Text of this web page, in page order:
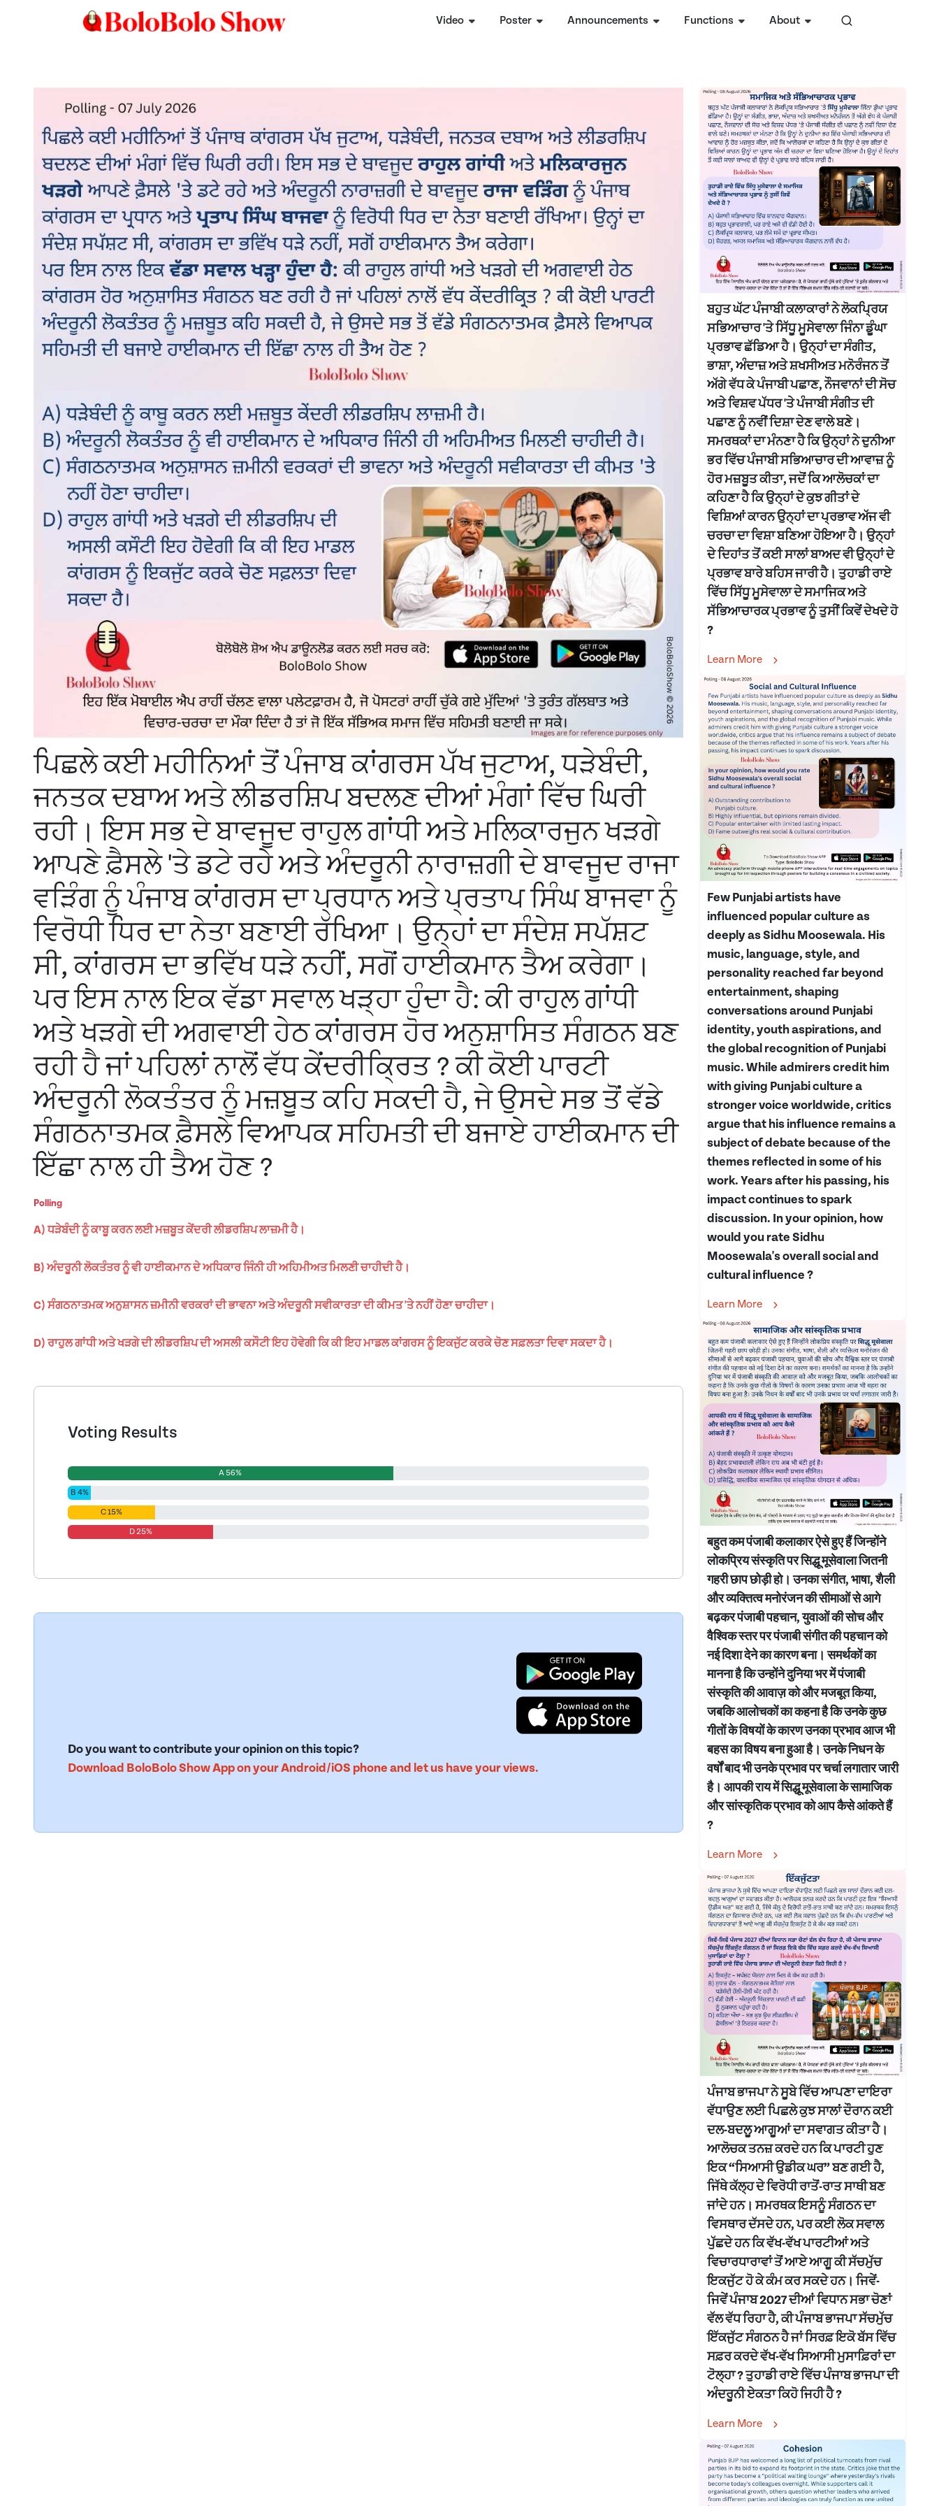
Video Poster Announcements Functions About
ਪਿਛਲੇ ਕਈ ਮਹੀਨਿਆਂ ਤੋਂ ਪੰਜਾਬ ਕਾਂਗਰਸ ਪੱਖ ਜੁਟਾਅ, ਧੜੇਬੰਦੀ,
ਜਨਤਕ ਦਬਾਅ ਅਤੇ ਲੀਡਰਸ਼ਿਪ ਬਦਲਣ ਦੀਆਂ ਮੰਗਾਂ ਵਿੱਚ ਘਿਰੀ
ਰਹੀ। ਇਸ ਸਭ ਦੇ ਬਾਵਜੂਦ ਰਾਹੁਲ ਗਾਂਧੀ ਅਤੇ ਮਲਿਕਾਰਜੁਨ ਖੜਗੇ
ਆਪਣੇ ਫ਼ੈਸਲੇ 'ਤੇ ਡਟੇ ਰਹੇ ਅਤੇ ਅੰਦਰੂਨੀ ਨਾਰਾਜ਼ਗੀ ਦੇ ਬਾਵਜੂਦ ਰਾਜਾ
ਵੜਿੰਗ ਨੂੰ ਪੰਜਾਬ ਕਾਂਗਰਸ ਦਾ ਪ੍ਰਧਾਨ ਅਤੇ ਪ੍ਰਤਾਪ ਸਿੰਘ ਬਾਜਵਾ ਨੂੰ
ਵਿਰੋਧੀ ਧਿਰ ਦਾ ਨੇਤਾ ਬਣਾਈ ਰੱਖਿਆ। ਉਨ੍ਹਾਂ ਦਾ ਸੰਦੇਸ਼ ਸਪੱਸ਼ਟ
ਸੀ, ਕਾਂਗਰਸ ਦਾ ਭਵਿੱਖ ਧੜੇ ਨਹੀਂ, ਸਗੋਂ ਹਾਈਕਮਾਨ ਤੈਅ ਕਰੇਗਾ।
ਪਰ ਇਸ ਨਾਲ ਇਕ ਵੱਡਾ ਸਵਾਲ ਖੜ੍ਹਾ ਹੁੰਦਾ ਹੈ: ਕੀ ਰਾਹੁਲ ਗਾਂਧੀ
ਅਤੇ ਖੜਗੇ ਦੀ ਅਗਵਾਈ ਹੇਠ ਕਾਂਗਰਸ ਹੋਰ ਅਨੁਸ਼ਾਸਿਤ ਸੰਗਠਨ ਬਣ
ਰਹੀ ਹੈ ਜਾਂ ਪਹਿਲਾਂ ਨਾਲੋਂ ਵੱਧ ਕੇਂਦਰੀਕ੍ਰਿਤ ? ਕੀ ਕੋਈ ਪਾਰਟੀ
ਅੰਦਰੂਨੀ ਲੋਕਤੰਤਰ ਨੂੰ ਮਜ਼ਬੂਤ ਕਹਿ ਸਕਦੀ ਹੈ, ਜੇ ਉਸਦੇ ਸਭ ਤੋਂ ਵੱਡੇ
ਸੰਗਠਨਾਤਮਕ ਫ਼ੈਸਲੇ ਵਿਆਪਕ ਸਹਿਮਤੀ ਦੀ ਬਜਾਏ ਹਾਈਕਮਾਨ ਦੀ
ਇੱਛਾ ਨਾਲ ਹੀ ਤੈਅ ਹੋਣ ?
Polling
A) ਧੜੇਬੰਦੀ ਨੂੰ ਕਾਬੂ ਕਰਨ ਲਈ ਮਜ਼ਬੂਤ ਕੇਂਦਰੀ ਲੀਡਰਸ਼ਿਪ ਲਾਜ਼ਮੀ ਹੈ।
B) ਅੰਦਰੂਨੀ ਲੋਕਤੰਤਰ ਨੂੰ ਵੀ ਹਾਈਕਮਾਨ ਦੇ ਅਧਿਕਾਰ ਜਿੰਨੀ ਹੀ ਅਹਿਮੀਅਤ ਮਿਲਣੀ ਚਾਹੀਦੀ ਹੈ।
C) ਸੰਗਠਨਾਤਮਕ ਅਨੁਸ਼ਾਸਨ ਜ਼ਮੀਨੀ ਵਰਕਰਾਂ ਦੀ ਭਾਵਨਾ ਅਤੇ ਅੰਦਰੂਨੀ ਸਵੀਕਾਰਤਾ ਦੀ ਕੀਮਤ 'ਤੇ ਨਹੀਂ ਹੋਣਾ ਚਾਹੀਦਾ।
D) ਰਾਹੁਲ ਗਾਂਧੀ ਅਤੇ ਖੜਗੇ ਦੀ ਲੀਡਰਸ਼ਿਪ ਦੀ ਅਸਲੀ ਕਸੌਟੀ ਇਹ ਹੋਵੇਗੀ ਕਿ ਕੀ ਇਹ ਮਾਡਲ ਕਾਂਗਰਸ ਨੂੰ ਇਕਜੁੱਟ ਕਰਕੇ ਚੋਣ ਸਫ਼ਲਤਾ ਦਿਵਾ ਸਕਦਾ ਹੈ।
Voting Results
A 56%
B 4%
C 15%
D 25%
Do you want to contribute your opinion on this topic?
Download BoloBolo Show App on your Android/iOS phone and let us have your views.
ਬਹੁਤ ਘੱਟ ਪੰਜਾਬੀ ਕਲਾਕਾਰਾਂ ਨੇ ਲੋਕਪ੍ਰਿਯ
ਸਭਿਆਚਾਰ 'ਤੇ ਸਿੱਧੂ ਮੂਸੇਵਾਲਾ ਜਿੰਨਾ ਡੂੰਘਾ
ਪ੍ਰਭਾਵ ਛੱਡਿਆ ਹੈ। ਉਨ੍ਹਾਂ ਦਾ ਸੰਗੀਤ,
ਭਾਸ਼ਾ, ਅੰਦਾਜ਼ ਅਤੇ ਸ਼ਖਸੀਅਤ ਮਨੋਰੰਜਨ ਤੋਂ
ਅੱਗੇ ਵੱਧ ਕੇ ਪੰਜਾਬੀ ਪਛਾਣ, ਨੌਜਵਾਨਾਂ ਦੀ ਸੋਚ
ਅਤੇ ਵਿਸ਼ਵ ਪੱਧਰ 'ਤੇ ਪੰਜਾਬੀ ਸੰਗੀਤ ਦੀ
ਪਛਾਣ ਨੂੰ ਨਵੀਂ ਦਿਸ਼ਾ ਦੇਣ ਵਾਲੇ ਬਣੇ।
ਸਮਰਥਕਾਂ ਦਾ ਮੰਨਣਾ ਹੈ ਕਿ ਉਨ੍ਹਾਂ ਨੇ ਦੁਨੀਆ
ਭਰ ਵਿੱਚ ਪੰਜਾਬੀ ਸਭਿਆਚਾਰ ਦੀ ਆਵਾਜ਼ ਨੂੰ
ਹੋਰ ਮਜ਼ਬੂਤ ਕੀਤਾ, ਜਦੋਂ ਕਿ ਆਲੋਚਕਾਂ ਦਾ
ਕਹਿਣਾ ਹੈ ਕਿ ਉਨ੍ਹਾਂ ਦੇ ਕੁਝ ਗੀਤਾਂ ਦੇ
ਵਿਸ਼ਿਆਂ ਕਾਰਨ ਉਨ੍ਹਾਂ ਦਾ ਪ੍ਰਭਾਵ ਅੱਜ ਵੀ
ਚਰਚਾ ਦਾ ਵਿਸ਼ਾ ਬਣਿਆ ਹੋਇਆ ਹੈ। ਉਨ੍ਹਾਂ
ਦੇ ਦਿਹਾਂਤ ਤੋਂ ਕਈ ਸਾਲਾਂ ਬਾਅਦ ਵੀ ਉਨ੍ਹਾਂ ਦੇ
ਪ੍ਰਭਾਵ ਬਾਰੇ ਬਹਿਸ ਜਾਰੀ ਹੈ। ਤੁਹਾਡੀ ਰਾਏ
ਵਿੱਚ ਸਿੱਧੂ ਮੂਸੇਵਾਲਾ ਦੇ ਸਮਾਜਿਕ ਅਤੇ
ਸੱਭਿਆਚਾਰਕ ਪ੍ਰਭਾਵ ਨੂੰ ਤੁਸੀਂ ਕਿਵੇਂ ਦੇਖਦੇ ਹੋ
?
Learn More
Few Punjabi artists have
influenced popular culture as
deeply as Sidhu Moosewala. His
music, language, style, and
personality reached far beyond
entertainment, shaping
conversations around Punjabi
identity, youth aspirations, and
the global recognition of Punjabi
music. While admirers credit him
with giving Punjabi culture a
stronger voice worldwide, critics
argue that his influence remains a
subject of debate because of the
themes reflected in some of his
work. Years after his passing, his
impact continues to spark
discussion. In your opinion, how
would you rate Sidhu
Moosewala's overall social and
cultural influence ?
Learn More
बहुत कम पंजाबी कलाकार ऐसे हुए हैं जिन्होंने
लोकप्रिय संस्कृति पर सिद्धू मूसेवाला जितनी
गहरी छाप छोड़ी हो। उनका संगीत, भाषा, शैली
और व्यक्तित्व मनोरंजन की सीमाओं से आगे
बढ़कर पंजाबी पहचान, युवाओं की सोच और
वैश्विक स्तर पर पंजाबी संगीत की पहचान को
नई दिशा देने का कारण बना। समर्थकों का
मानना है कि उन्होंने दुनिया भर में पंजाबी
संस्कृति की आवाज़ को और मजबूत किया,
जबकि आलोचकों का कहना है कि उनके कुछ
गीतों के विषयों के कारण उनका प्रभाव आज भी
बहस का विषय बना हुआ है। उनके निधन के
वर्षों बाद भी उनके प्रभाव पर चर्चा लगातार जारी
है। आपकी राय में सिद्धू मूसेवाला के सामाजिक
और सांस्कृतिक प्रभाव को आप कैसे आंकते हैं
?
Learn More
ਪੰਜਾਬ ਭਾਜਪਾ ਨੇ ਸੂਬੇ ਵਿੱਚ ਆਪਣਾ ਦਾਇਰਾ
ਵੱਧਾਉਣ ਲਈ ਪਿਛਲੇ ਕੁਝ ਸਾਲਾਂ ਦੌਰਾਨ ਕਈ
ਦਲ-ਬਦਲੂ ਆਗੂਆਂ ਦਾ ਸਵਾਗਤ ਕੀਤਾ ਹੈ।
ਆਲੋਚਕ ਤਨਜ਼ ਕਰਦੇ ਹਨ ਕਿ ਪਾਰਟੀ ਹੁਣ
ਇਕ “ਸਿਆਸੀ ਉਡੀਕ ਘਰ” ਬਣ ਗਈ ਹੈ,
ਜਿੱਥੇ ਕੱਲ੍ਹ ਦੇ ਵਿਰੋਧੀ ਰਾਤੋਂ-ਰਾਤ ਸਾਥੀ ਬਣ
ਜਾਂਦੇ ਹਨ। ਸਮਰਥਕ ਇਸਨੂੰ ਸੰਗਠਨ ਦਾ
ਵਿਸਥਾਰ ਦੱਸਦੇ ਹਨ, ਪਰ ਕਈ ਲੋਕ ਸਵਾਲ
ਪੁੱਛਦੇ ਹਨ ਕਿ ਵੱਖ-ਵੱਖ ਪਾਰਟੀਆਂ ਅਤੇ
ਵਿਚਾਰਧਾਰਾਵਾਂ ਤੋਂ ਆਏ ਆਗੂ ਕੀ ਸੱਚਮੁੱਚ
ਇਕਜੁੱਟ ਹੋ ਕੇ ਕੰਮ ਕਰ ਸਕਦੇ ਹਨ। ਜਿਵੇਂ-
ਜਿਵੇਂ ਪੰਜਾਬ 2027 ਦੀਆਂ ਵਿਧਾਨ ਸਭਾ ਚੋਣਾਂ
ਵੱਲ ਵੱਧ ਰਿਹਾ ਹੈ, ਕੀ ਪੰਜਾਬ ਭਾਜਪਾ ਸੱਚਮੁੱਚ
ਇੱਕਜੁੱਟ ਸੰਗਠਨ ਹੈ ਜਾਂ ਸਿਰਫ਼ ਇਕੋ ਬੱਸ ਵਿੱਚ
ਸਫ਼ਰ ਕਰਦੇ ਵੱਖ-ਵੱਖ ਸਿਆਸੀ ਮੁਸਾਫ਼ਿਰਾਂ ਦਾ
ਟੋਲ੍ਹਾ ? ਤੁਹਾਡੀ ਰਾਏ ਵਿੱਚ ਪੰਜਾਬ ਭਾਜਪਾ ਦੀ
ਅੰਦਰੂਨੀ ਏਕਤਾ ਕਿਹੋ ਜਿਹੀ ਹੈ ?
Learn More